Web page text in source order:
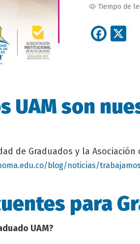
Tiempo de
UAM son
de Graduados y la Asociación
blog/noticias/
para
UAM?